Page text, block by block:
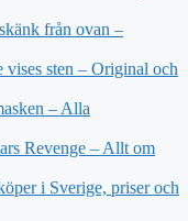
från ovan –
sten – Original och
– Alla
Revenge – Allt om
i Sverige, priser och